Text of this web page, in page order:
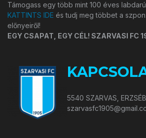
Támogass egy több mint 100 éves
KATTINTS IDE és tudj meg többet a
előnyeiről!
EGY CSAPAT, EGY CÉL! SZARVASI FC
5540 SZARVAS,